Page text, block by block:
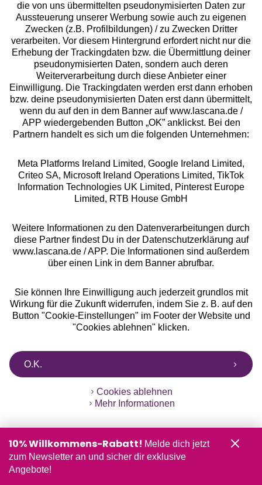
Unsere Apps
Gratis Versand ab 50 €
Kostenlose Retoure
°Punkte sammeln
Ratenkauf **
Services
Über uns
die von uns übermittelten pseudonymisierten Daten zur
Aussteuerung unserer Werbung sowie auch zu eigenen
Zwecken (z.B. Profilbildungen) / zu Zwecken Dritter
verarbeiten. Vor diesem Hintergrund erfordert nicht nur die
Erhebung der Trackingdaten bzw. die Übermittlung deiner
pseudonymisierten Daten, sondern auch deren
Weiterverarbeitung durch diese Anbieter einer
Einwilligung. Die Trackingdaten werden erst dann erhoben
bzw. deine pseudonymisierten Daten erst dann übermittelt,
wenn du auf den in dem Banner auf www.lascana.de /
APP wiedergebenden Button „OK” anklickst. Bei den
Partnern handelt es sich um die folgenden Unternehmen:
Meta Platforms Ireland Limited, Google Ireland Limited,
Criteo SA, Microsoft Ireland Operations Limited, TikTok
Information Technologies UK Limited, Pinterest Europe
Limited, RTB House GmbH
Weitere Informationen zu den Datenverarbeitungen durch
diese Partner findest Du in der Datenschutzerklärung auf
www.lascana.de / APP. Die Informationen sind außerdem
über einen Link in dem Banner abrufbar.
Sie können Ihre Einwilligung auch jederzeit grundlos mit
Wirkung für die Zukunft widerrufen, indem Sie z. B. auf den
Button "Cookie-Einstellungen" im Footer der Website und
"Cookies ablehnen" klicken.
O.K.
Cookies ablehnen
Mehr Informationen
10% Willkommens-Rabatt! Melde dich jetzt
zum Newsletter an und sicher dir exklusive
Angebote!